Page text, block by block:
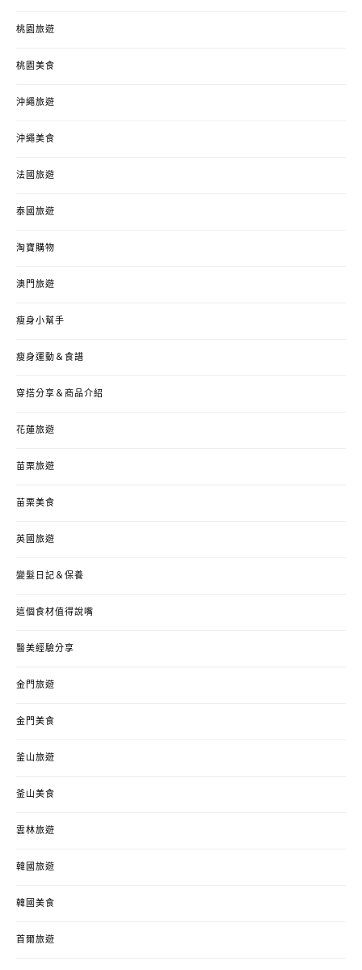
桃園旅遊
桃園美食
沖繩旅遊
沖繩美食
法國旅遊
泰國旅遊
淘寶購物
澳門旅遊
瘦身小幫手
瘦身運動＆食譜
穿搭分享＆商品介紹
花蓮旅遊
苗栗旅遊
苗栗美食
英國旅遊
變髮日記＆保養
這個食材值得說嘴
醫美經驗分享
金門旅遊
金門美食
釜山旅遊
釜山美食
雲林旅遊
韓國旅遊
韓國美食
首爾旅遊